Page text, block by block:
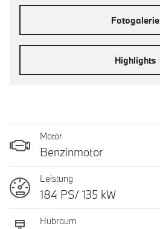
Fotogalerie
Highlights
Motor
Benzinmotor
Leistung
184 PS/ 135 kW
Hubraum